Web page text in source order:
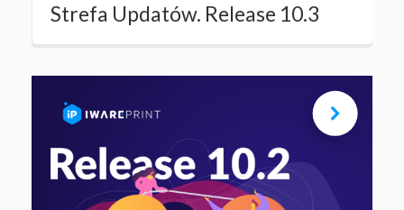
Strefa Updatów. Release 10.3